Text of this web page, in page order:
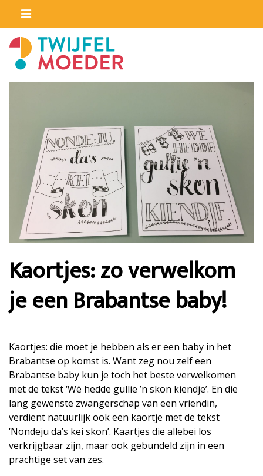
Kaortjes: zo verwelkom
je een Brabantse baby!
Kaortjes: die moet je hebben als er een baby in het
Brabantse op komst is. Want zeg nou zelf een
Brabantse baby kun je toch het beste verwelkomen
met de tekst ‘Wè hedde gullie ’n skon kiendje’. En die
lang gewenste zwangerschap van een vriendin,
verdient natuurlijk ook een kaortje met de tekst
‘Nondeju da’s kei skon’. Kaartjes die allebei los
verkrijgbaar zijn, maar ook gebundeld zijn in een
prachtige set van zes.